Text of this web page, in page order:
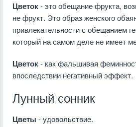
Цветок- это обещание фрукта,
не фрукт. Это образ женского
привлекательности с обещанием
который на самом деле не имеет
Цветок- как фальшивая
впоследствии негативный эффект.
Лунный сонник
Цветы - удовольствие.